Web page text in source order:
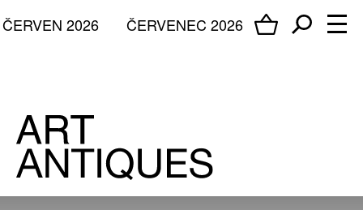
ČERVENEC 2026
ČERVEN 2026